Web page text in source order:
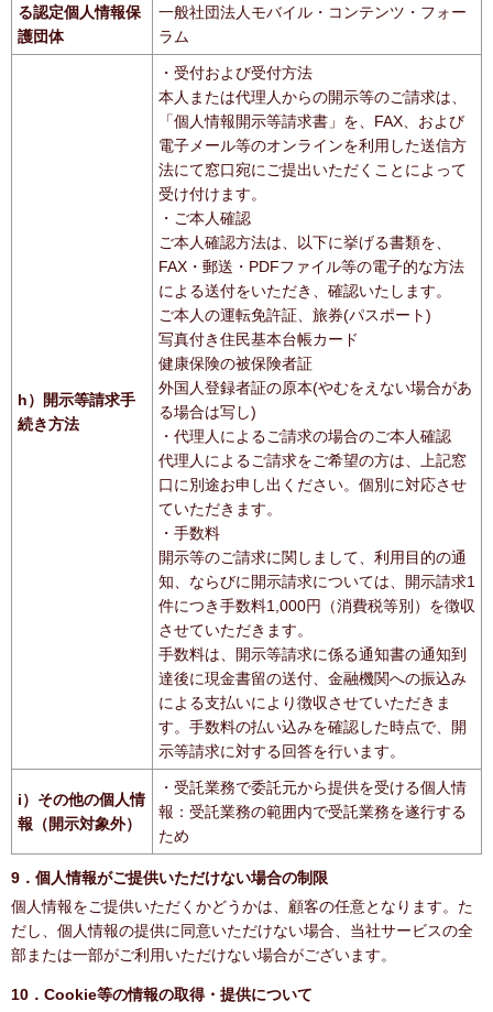
る認定個人情報保
護団体
一般社団法人モバイル・コンテンツ・フォー
ラム
h）開示等請求手
続き方法
・受付および受付方法
本人または代理人からの開示等のご請求は、
「個人情報開示等請求書」を、FAX、および
電子メール等のオンラインを利用した送信方
法にて窓口宛にご提出いただくことによって
受け付けます。
・ご本人確認
ご本人確認方法は、以下に挙げる書類を、
FAX・郵送・PDFファイル等の電子的な方法
による送付をいただき、確認いたします。
ご本人の運転免許証、旅券(パスポート)
写真付き住民基本台帳カード
健康保険の被保険者証
外国人登録者証の原本(やむをえない場合があ
る場合は写し)
・代理人によるご請求の場合のご本人確認
代理人によるご請求をご希望の方は、上記窓
口に別途お申し出ください。個別に対応させ
ていただきます。
・手数料
開示等のご請求に関しまして、利用目的の通
知、ならびに開示請求については、開示請求1
件につき手数料1,000円（消費税等別）を徴収
させていただきます。
手数料は、開示等請求に係る通知書の通知到
達後に現金書留の送付、金融機関への振込み
による支払いにより徴収させていただきま
す。手数料の払い込みを確認した時点で、開
示等請求に対する回答を行います。
i）その他の個人情
報（開示対象外）
・受託業務で委託元から提供を受ける個人情
報：受託業務の範囲内で受託業務を遂行する
ため
9．個人情報がご提供いただけない場合の制限
個人情報をご提供いただくかどうかは、顧客の任意となります。た
だし、個人情報の提供に同意いただけない場合、当社サービスの全
部または一部がご利用いただけない場合がございます。
10．Cookie等の情報の取得・提供について